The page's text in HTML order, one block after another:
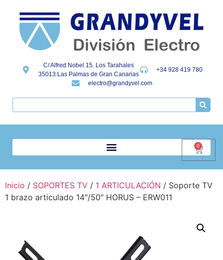
C/ Alfred Nobel 15. Los Tarahales
35013 Las Palmas de Gran Canarias
+34 928 419 780
electro@grandyvel.com
0
Inicio / SOPORTES TV / 1 ARTICULACIÓN / Soporte TV
1 brazo articulado 14″/50″ HORUS – ERW011